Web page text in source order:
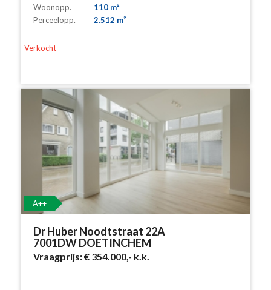
Woonopp.
110 m²
Perceelopp.
2.512 m²
Verkocht
A++
Dr Huber Noodtstraat 22A
7001DW DOETINCHEM
Vraagprijs:€ 354.000,- k.k.